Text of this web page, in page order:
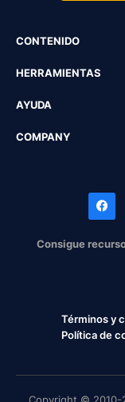
CONTENIDO
HERRAMIENTAS
AYUDA
COMPANY
Consigue
Términos y
Política de